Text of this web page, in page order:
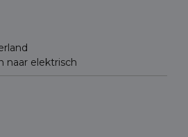
naar elektrisch